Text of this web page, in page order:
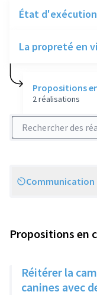
État
La propreté en
Propositions
2 réalisations
Rechercher des
Scope
Communication
Propositions en
Réitérer la
canines avec